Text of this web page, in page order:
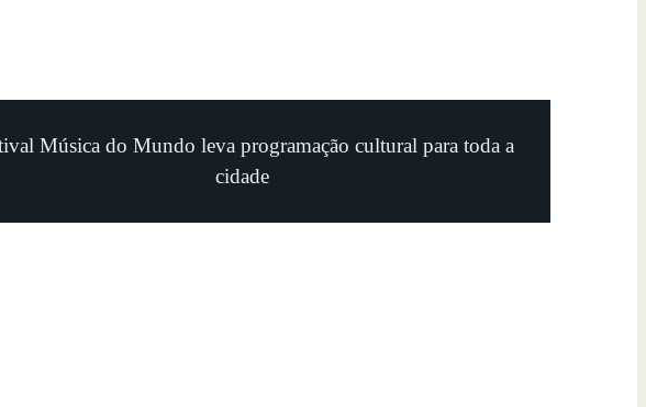
Música do Mundo leva programação cultural para toda a
cidade